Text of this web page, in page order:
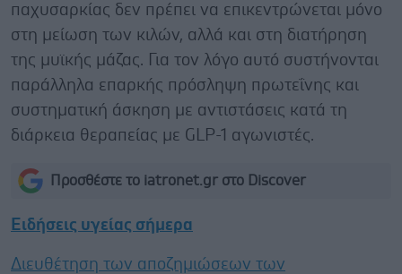
παχυσαρκίας δεν πρέπει να επικεντρώνεται μόνο
στη μείωση των κιλών, αλλά και στη διατήρηση
της μυϊκής μάζας. Για τον λόγο αυτό συστήνονται
παράλληλα επαρκής πρόσληψη πρωτεΐνης και
συστηματική άσκηση με αντιστάσεις κατά τη
διάρκεια θεραπείας με GLP-1 αγωνιστές.
Προσθέστε το iatronet.gr στο Discover
Ειδήσεις υγείας σήμερα
Διευθέτηση των αποζημιώσεων των